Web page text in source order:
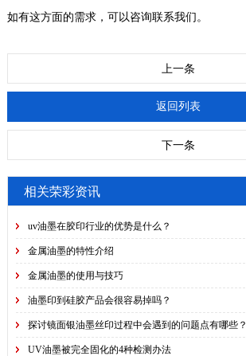
如有这方面的需求，可以咨询联系我们。
上一条
返回列表
下一条
相关荣彩资讯
uv油墨在胶印行业的优势是什么？
金属油墨的特性介绍
金属油墨的使用与技巧
油墨印到硅胶产品会很容易掉吗？
探讨镜面银油墨丝印过程中会遇到的问题点有哪些？
UV油墨被完全固化的4种检测办法